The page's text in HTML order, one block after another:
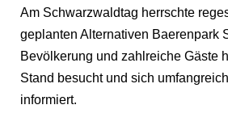
Am Schwarzwaldtag herrschte
geplanten Alternativen Baerenpark
Bevölkerung und zahlreiche Gäste
Stand besucht und sich
informiert.